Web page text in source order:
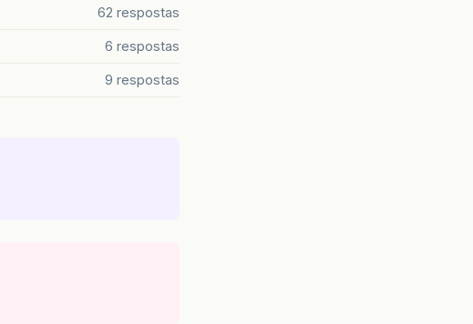
62 respostas
6 respostas
9 respostas